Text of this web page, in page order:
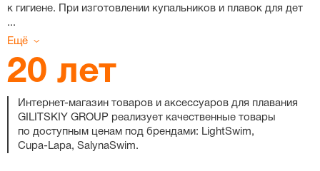
к гигиене. При изготовлении купальников и плавок для дет
...
Ещё
20 лет
Интернет-магазин товаров и аксессуаров для плавания
GILITSKIY GROUP реализует качественные товары
по доступным ценам под брендами: LightSwim,
Cupa-Lapa, SalynaSwim.